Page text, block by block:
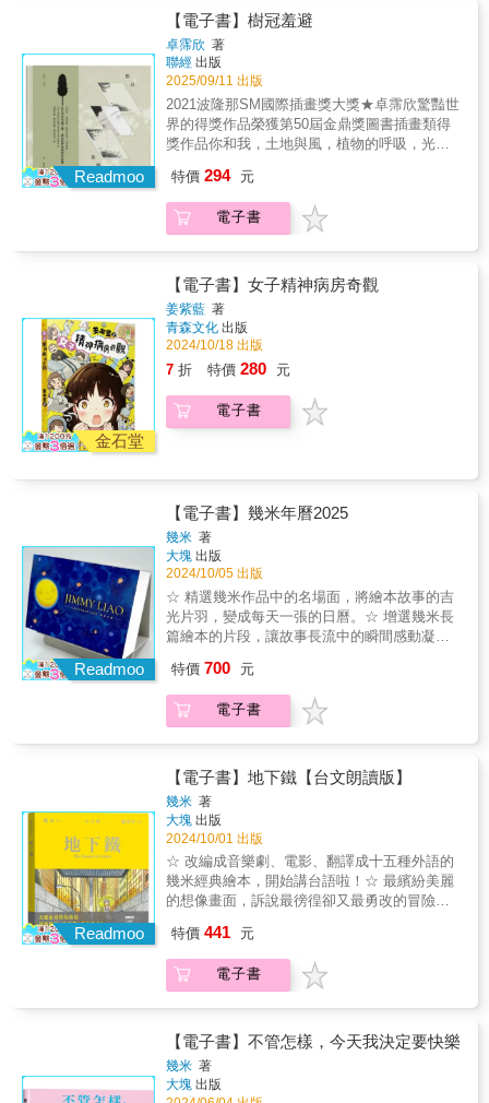
和搭配。讓人感受到作者體內如赤子般炙熱明
亮的心。「記憶像星光， 那麼遠。我伸手去
抓， 卻抓不住。鄉愁輕輕走來， 陪我一起看月
亮。」《記得那個地方》是一本適合所有想流
浪、想回家、想前往某處、想離開某處的人，
靜下來好好欣賞、品味的繪本作品。阿力金吉
兒結合手繪與數位繪圖的拼貼手法，用充滿童
趣又帶點寫意的筆觸，捕捉到市郊鄉村生活中
的細節與靜謐。本書不只是一本圖文繪本，更
是一則溫柔的提醒：在快速發展與建設的洪流
中，我們是否還能為土地、記憶與人情味保留
一個位置？那個來自自然、童年與情感交織而
與我相遇的風土與人情，也感謝大自然賜予我
的溫柔與靜謐。那些人，那些景，那些細膩片
段，也許終將消逝於現實，但只要我選擇記
得，它們就會永遠活著——在書頁裡，在心
底，靜靜且堅韌地存在著。」——阿力金吉兒
斑駁的鄉野幻夢。小小人好像在遠處偷偷動
著，猶如不經意想起的鄉愁。」——川貝母
廟會——紙面閃閃發光，不可能不讓人想起外
婆家的暑假、某次家族旅行的片刻，提醒心裡
仍有一個尚未被遺忘的柔軟角落，那些回憶或
許正是這亂七八糟的世界，仍然值得我們待下
去的理由。」——李桐豪（作家）★「走進那
片綠，有時帶著距離俯瞰，有時持續定點觀
看，感官浸潤聲音顏色之中，景框中的主述
者，與其說是阿力金吉兒，毋寧更是時間。當
時間在說話，原本靜靜散發香氣的新鄉土風物
詩，無法不透露被蝕侵與變造的斑駁。有種時
空叫做曾經，有份預感叫做哀愁，這時才發
現，萬物都在說話，無法被承接的傾訴，就像
終究失效的願，不肯輕易的人總是記得。」
是卻無損於當中的平靜。她讓每一個角色都是
平等的，都一樣重要，一樣說著故事。這是一
本匯聚了童年，更匯聚了台灣文化與情感的作
品。」——夏夏（作家）
去的感覺，但事實上只要抬起頭、看一下遠
方，不要陷在當下，這些事情都是會過去的。
我希望，看了這本書，會覺得沒有什麼事情是
過不去的。——幾米[《星空》在全球各地獲獎
連連]台灣——金鼎獎、開卷好書獎香港——中
學生好書龍虎榜最受歡迎好書瑞典——彼得潘
銀星獎（Silverstjärna）葡萄牙——國家漫畫獎
（PNBD）最佳外國圖畫書插畫家法國——巫婆
獎（Prix Sorcières）傑出美術表現類大孩組年
的場景和圖像變換各種現實與夢想的組合，創
造了無限想像的視覺空間。⋯⋯星星使黑夜變
得美麗，黑暗成了亮光的背景。幾米以黑夜表
現對角色的同情與瞭解，然後以燦爛星光傳達
給他們的安慰和祝福，意義完整。——柯倩
華，《聯合報》插畫色彩鮮明、優美迷人，讓
人完全沉浸在故事之中。每一個跨頁都宛如一
件藝術品，自成一個世界。（滿分推薦）——
瑞典《文學雜誌》（LitteraturMagazinet）幾米
以細膩筆觸描繪孩子的悲傷與孤單，並帶領讀
者走向重拾喜悅的旅程。故事取材自日常，卻
蘊含奇幻詩意；插畫風格多變，令人深深著
有欣賞圖像藝術的人們的書。——德國《法蘭
克福匯報》
年曆開本為了方便陳列，《幾米年曆2026》的
年曆開本，選擇了國際標準明信片大小，適合
陳列在書桌、書櫃、窗檯、玄關、辦公桌⋯⋯
等個種地方，不會占據過大空間，又足以表現
幾米畫作的美好。符合明信片大小的的日曆頁
面，可以方便地貼在郵局的明信片上，寄送給
朋友，實用又精美。年曆頁面設計1. 大方燦爛
可以比直向設計的頁面有更合適的空間展現幾
米的作品之美。2. 日常燦爛＿日期資訊每日日
曆頁面中，除了幾米畫作與文字之外，日期的
期、節日、節氣與陰曆。3. 悠閑燦爛＿週末雀
躍每週的週六及週日會以粉藍及粉紅色呈現日
期數字，以表達歡度週末的雀躍心情。4. 相聚
燦爛＿假日與節日遇到假日與節日，會特別以
滿版的顏色填入，讓這些節日假日更加耀眼。
5. 圓滿燦爛＿尋找月亮每到陰曆十五日，特別
挑選幾米畫有月亮的圖（但不一定是滿月），
提醒大家在這一天晚上抬頭看看天上，就可以
字來表現，由幾米寫下繪本裡的經典佳句。但
畫作。這是這一年度幾米年曆的特別設計。年
曆陳列架每一盒年曆都附贈堅固的硬紙板腳
架，架構穩固，可以妥善擺放整冊年曆，供你
每日與燦爛的祝福相見歡。從頭碰頭的燦爛祝
福，到經典角色的甜蜜歡聚，《幾米年曆
2026》豐富多樣到讓人愛不釋手！
擦。 對於事物的存在和便利性，人很容易
習慣並將一切視為理所當然。當我們透過日常
勞作累積穩定的生活，卻難免在日復一日的慣
性裡變得遲鈍，失去對熟悉事物的好奇心和難
以發現平凡的美麗。 書中想延伸出打破忽
視的習慣，去發現生活的紋理。日常很重要，
但生活也同樣重要。透過留心日常中的「介
質」——如物件的質地、氣味、聲音，重新發
現熟悉事物的不同面向，並重新感受與體驗萬
事件，梳理自我感受。 創作者卓霈欣以溫
柔的筆觸，細密的描繪圖像。作品中飽含情緒
張力，透過一幕幕宛如動畫場景的視角與特寫
弛與緊湊的節奏，觀者仍能自由呼吸。帶領讀
者連結到自我的內心深處，展該內心感受的梳
理，也開拓了無邊際的想像空間。
Readmoo
【電子書】樹冠羞避
卓霈欣 著
聯經 出版
2025/09/11 出版
2021波隆那SM國際插畫獎大獎★卓霈欣驚豔世
界的得獎作品榮獲第50屆金鼎獎圖書插畫類得
獎作品你和我，土地與風，植物的呼吸，光的
的距離。◆像樹一樣紮根日常，重新發現生活
的紋理。 正如樹木透過地下根系網絡互相
聯繫，人類也透過交通與虛擬網絡緊密相連。
減，在虛擬或現實世界互相推擠摩擦。 對
於事物的存在和便利性，人很容易習慣並將一
切視為理所當然。當我們透過日常勞作累積穩
定的生活，卻難免在日復一日的慣性裡變得遲
鈍，失去對熟悉事物的好奇心和難以發現平凡
的美麗。 書中想延伸出打破忽視的習慣，
去發現生活的紋理。日常很重要，但生活也同
樣重要。透過留心日常中的「介質」——如物
結。◆以內在的視角來回應外在的事件，梳理
細密的描繪圖像。作品中飽含情緒張力，透過
一幕幕宛如動畫場景的視角與特寫的鏡頭，增
加了畫面的層次感。掌握畫面在鬆弛與緊湊的
節奏，觀者仍能自由呼吸。帶領讀者連結到自
我的內心深處，展該內心感受的梳理，也開拓
了無邊際的想像空間。
特價 294 元
電子書
金石堂
【電子書】女子精神病房奇觀
姜紫藍 著
青森文化 出版
2024/10/18 出版
7 折 特價 280 元
電子書
Readmoo
【電子書】幾米年曆2025
幾米 著
大塊 出版
2024/10/05 出版
☆ 精選幾米作品中的名場面，將繪本故事的吉
光片羽，變成每天一張的日曆。☆ 增選幾米長
篇繪本的片段，讓故事長流中的瞬間感動凝結
場景感。☆ 紙頁軟膠裝釘，便於撕下且不傷畫
面。☆ 附有硬紙腳架與紙盒，便於收納。點亮
你的2025每一天《幾米年曆2025》以《月亮忘
盒設計到年曆封面，還有每個月的月份頁，
《幾米年曆2025》讓最勇敢的小男孩與溫暖發
光的月亮，帶著《月亮忘記了》25年來的美好
回憶，獨挑最新年曆的大樑。過往的幾米年曆
多挑選短篇作品裡的單篇來設計日曆頁面。
《幾米年曆2025》以長篇繪本《月亮忘記了》
為主要概念，增加過往較少在年曆中登場的長
篇繪本畫面，因此便將年曆設計由直式變為橫
式，像是寬大的電影銀幕，可以表現長篇故事
更漂亮地呈現，也增加收錄長篇繪本中的名場
面的篇幅。《月亮忘記了》、《向左走・向右
走》、《忽遠忽近》、《幸運兒》、《藍石
頭》、《微笑的魚》、《森林內的祕密》、
《多謝你毛毛兔仔，這个下晡真好耍》等長篇
故事的主角，逐一在《幾米年曆2025》裡豋
場，當然一些經典短篇故事《擁抱》、《我的
特價 700 元
電子書
Readmoo
【電子書】地下鐵【台文朗讀版】
幾米 著
大塊 出版
2024/10/01 出版
☆ 改編成音樂劇、電影、翻譯成十五種外語的
幾米經典繪本，開始講台語啦！☆ 最繽紛美麗
的想像畫面，訴說最徬徨卻又最勇改的冒險旅
師審定。☆ 特別收錄：台語朗讀線上聽。 美麗
而勇敢的旅途，最繽紛的《地下鐵》說台語
了！天使在地下鐵入口跟我說再見的那一年，
我走進地下鐵。《地下鐵》是幾米最知名、最
受歡迎的經典繪本之一，描述一位盲女，鼓勵
自己走進地下鐵去探索廣大世界的勇敢故事。
因為看不見，所以想像力讓她的世界更加繽
特價 441 元
電子書
【電子書】不管怎樣，今天我決定要快樂
幾米 著
大塊 出版